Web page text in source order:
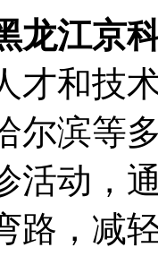
龙江京
才和技
尔滨等
活动，
路，减